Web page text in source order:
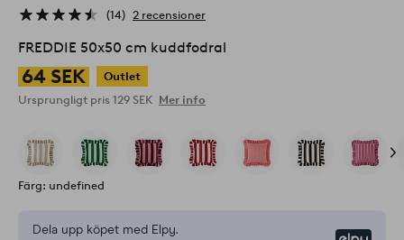
14 2 recensioner
FREDDIE 50x50 cm kuddfodral
64 SEK
Outlet
Ursprungligt pris 129 SEK Mer info
Färg: undefined
Dela upp köpet med Elpy.